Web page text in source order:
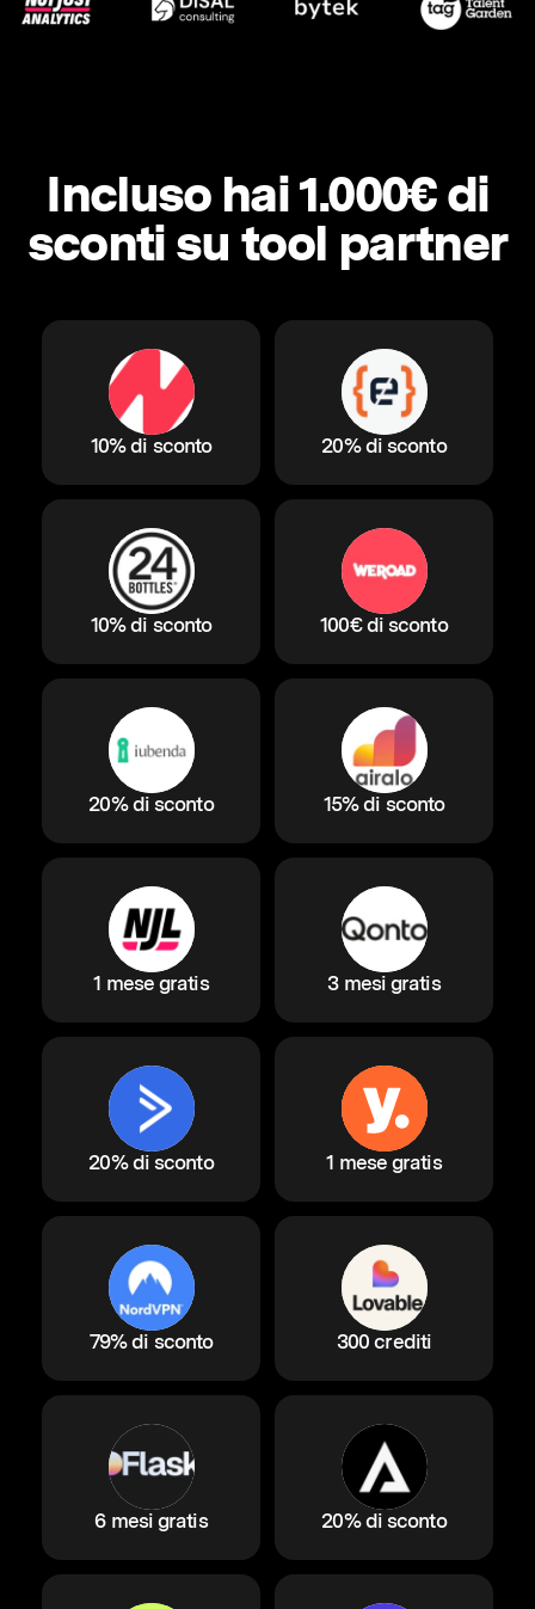
Incluso hai 1.000€ di
sconti su tool partner
10% di sconto 20% di sconto
10% di sconto 100€ di sconto
20% di sconto 15% di sconto
1 mese gratis 3 mesi gratis
20% di sconto 1 mese gratis
79% di sconto 300 crediti
6 mesi gratis 20% di sconto